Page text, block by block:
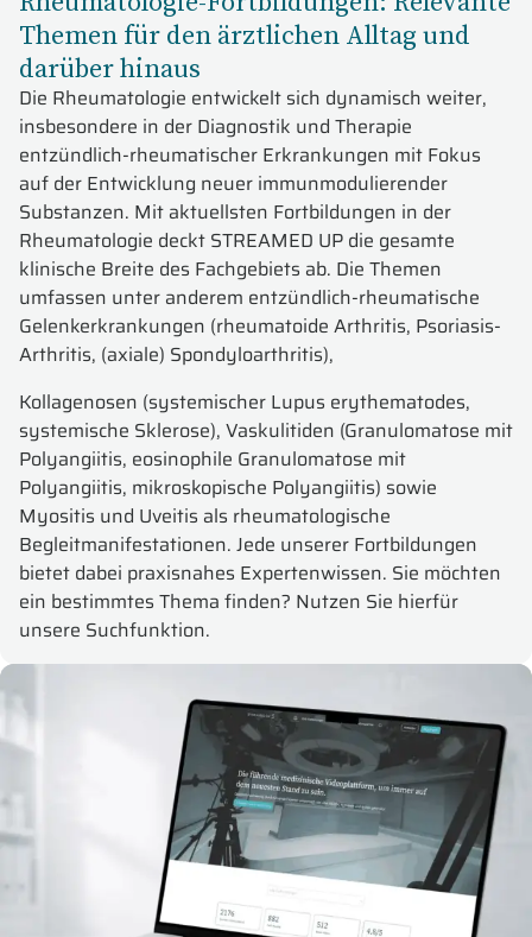
Themen für den ärztlichen Alltag und
darüber hinaus
Die Rheumatologie entwickelt sich dynamisch weiter,
insbesondere in der Diagnostik und Therapie
entzündlich-rheumatischer Erkrankungen mit Fokus
auf der Entwicklung neuer immunmodulierender
Substanzen. Mit aktuellsten Fortbildungen in der
Rheumatologie deckt STREAMED UP die gesamte
klinische Breite des Fachgebiets ab. Die Themen
umfassen unter anderem entzündlich-rheumatische
Gelenkerkrankungen (rheumatoide Arthritis, Psoriasis-
Arthritis, (axiale) Spondyloarthritis),
Kollagenosen (systemischer Lupus erythematodes,
systemische Sklerose), Vaskulitiden (Granulomatose mit
Polyangiitis, eosinophile Granulomatose mit
Polyangiitis, mikroskopische Polyangiitis) sowie
Myositis und Uveitis als rheumatologische
Begleitmanifestationen. Jede unserer Fortbildungen
bietet dabei praxisnahes Expertenwissen. Sie möchten
ein bestimmtes Thema finden? Nutzen Sie hierfür
unsere Suchfunktion.